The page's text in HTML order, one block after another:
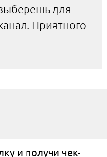
для
Приятного
и получи чек-